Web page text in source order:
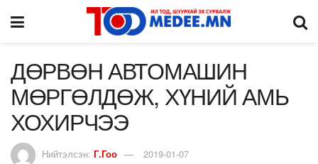
ДӨРВӨН АВТОМАШИН
МӨРГӨЛДӨЖ, ХҮНИЙ АМЬ
ХОХИРЧЭЭ
Нийтэлсэн: Г.Гоо 2019-01-07